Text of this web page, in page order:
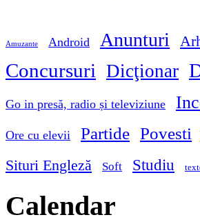
Amuzante Android Anunturi
Concursuri Dicţionar
Go in presă, radio și televiziune
Ore cu elevii Partide Povesti
Situri Engleză Soft Studiu
Calendar